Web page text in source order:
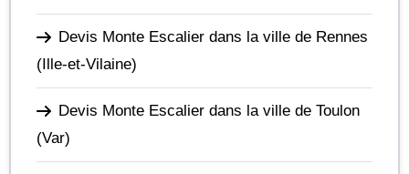
Devis Monte Escalier dans la ville de Rennes
(Ille-et-Vilaine)
Devis Monte Escalier dans la ville de Toulon
(Var)